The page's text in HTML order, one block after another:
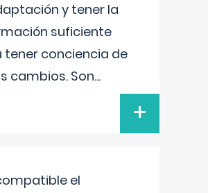
y tener la
suficiente
tener conciencia de
cambios. Son...
+
el